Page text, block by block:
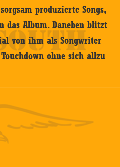
produzierte Songs,
das Album. Daneben blitzt
von ihm als Songwriter
ohne sich allzu